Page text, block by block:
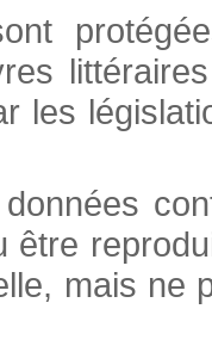
les
être
mais ne